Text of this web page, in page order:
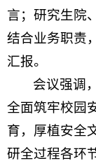
言；研究生院
结合业务职责
汇报。
会议强调
全面筑牢校园
育，厚植安全
研全过程各环